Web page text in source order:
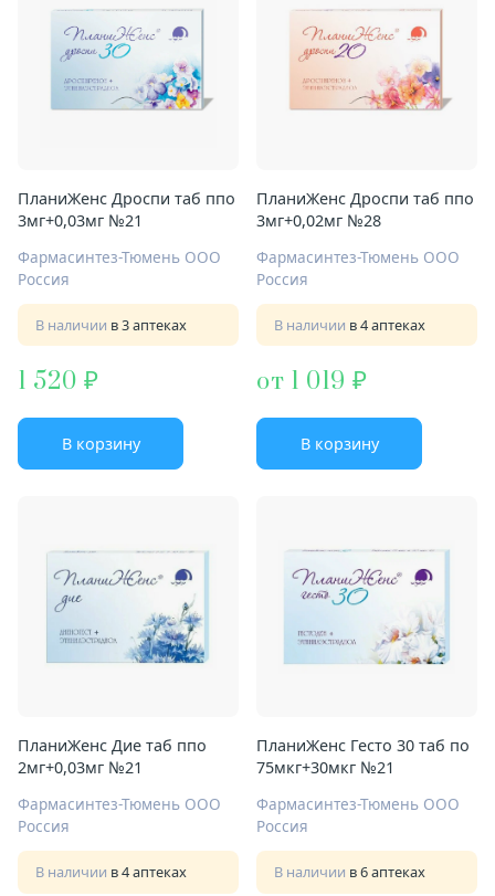
ПланиЖенс Дроспи таб ппо
3мг+0,03мг №21
Фармасинтез-Тюмень ООО
Россия
В наличии в 3 аптеках
1 520
В корзину
ПланиЖенс Дроспи таб ппо
3мг+0,02мг №28
Фармасинтез-Тюмень ООО
Россия
В наличии в 4 аптеках
от 1 019
В корзину
ПланиЖенс Дие таб ппо
2мг+0,03мг №21
Фармасинтез-Тюмень ООО
Россия
В наличии в 4 аптеках
ПланиЖенс Гесто 30 таб по
75мкг+30мкг №21
Фармасинтез-Тюмень ООО
Россия
В наличии в 6 аптеках